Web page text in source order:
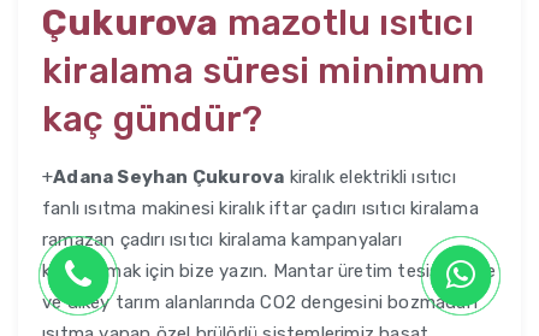
Çukurova mazotlu ısıtıcı
kiralama süresi minimum
kaç gündür?
+Adana Seyhan Çukurova kiralık elektrikli ısıtıcı
fanlı ısıtma makinesi kiralık iftar çadırı ısıtıcı kiralama
ramazan çadırı ısıtıcı kiralama kampanyaları
kaçırmamak için bize yazın. Mantar üretim tesislerinde
ve dikey tarım alanlarında CO2 dengesini bozmadan